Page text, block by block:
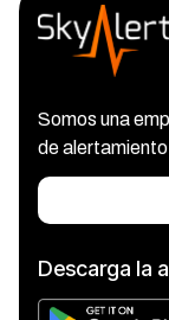
Somos una
de
Descarga la